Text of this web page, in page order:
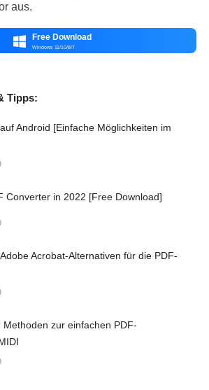
aus.
 Free Download
Windows 11/10/8/7
Tipps:
Android [Einfache Möglichkeiten im
Converter in 2022 [Free Download]
Acrobat-Alternativen für die PDF-
Methoden zur einfachen PDF-